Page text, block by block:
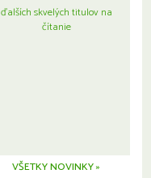
ďalších skvelých titulov na
čítanie
VŠETKY NOVINKY »